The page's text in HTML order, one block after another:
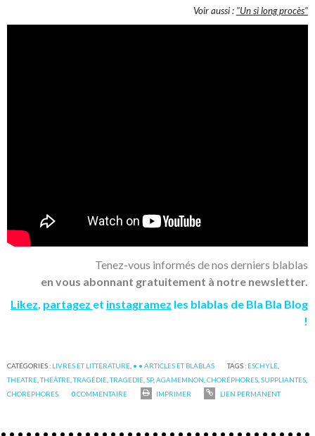
Voir aussi : "Un si long procès"
Tenez-vous informés de nos derniers blablas
en vous abonnant gratuitement à notre newsletter.
Likez, partagez et instagramez les blablas de Bla Bla Blog
!
CATÉGORIES : LIVRES ET LITTÉRATURE • • ARTICLES ET BLABLAS TAGS : ESCHYLE
THEATRE ,THÉÂTRE ,TRAGÉDIE ,TRAGEDIE ,SP,AGAMEMNON ,CHORÉPHORES ,SUPPLIANTES
CHOREPHORES
0COMMENTAIRE IMPRIMER LIEN PERMANENT